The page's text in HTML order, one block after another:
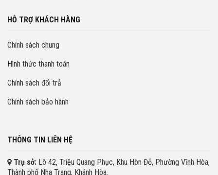
HỖ TRỢ KHÁCH HÀNG
Chính sách chung
Hình thức thanh toán
Chính sách đổi trả
Chính sách bảo hành
THÔNG TIN LIÊN HỆ
Trụ sở: Lô 42, Triệu Quang Phục, Khu Hòn Đỏ, Phường Vĩnh Hòa,
Thành phố Nha Trang, Khánh Hòa.